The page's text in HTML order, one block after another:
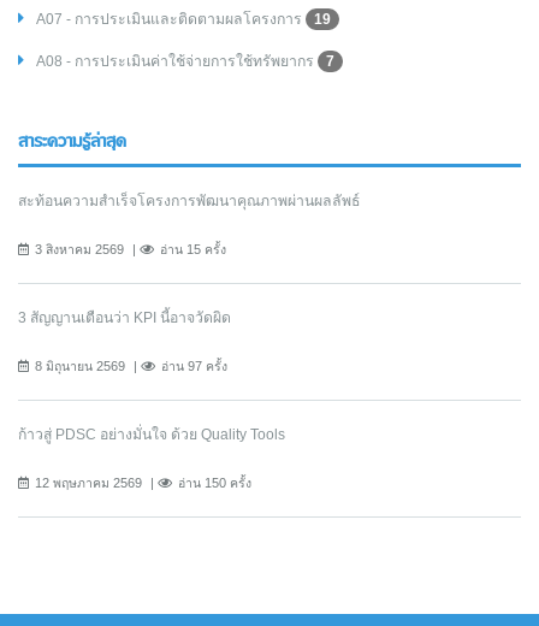
A07 - การประเมินและติดตามผลโครงการ 19
A08 - การประเมินค่าใช้จ่ายการใช้ทรัพยากร 7
สาระความรู้ล่าสุด
สะท้อนความสำเร็จโครงการพัฒนาคุณภาพผ่านผลลัพธ์
3 สิงหาคม 2569 อ่าน 15 ครั้ง
3 สัญญานเตือนว่า KPI นี้อาจวัดผิด
8 มิถุนายน 2569 อ่าน 97 ครั้ง
ก้าวสู่ PDSC อย่างมั่นใจ ด้วย Quality Tools
12 พฤษภาคม 2569 อ่าน 150 ครั้ง